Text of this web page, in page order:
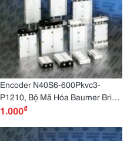
Encoder N40S6-600Pkvc3-
P1210, Bộ Mã Hóa Baumer Brih
58S1605A02048P2A.nr:, Elco
Rỗng 12 Mm1024 Xung
1.000₫